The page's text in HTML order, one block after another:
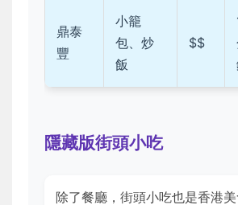
鼎泰
豐
小籠
包、炒
飯
$$
隱藏版街頭小吃
除了餐廳，街頭小吃也是香港